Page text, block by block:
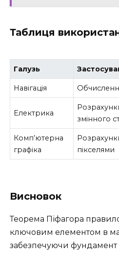
Таблиця
Галузь
Навігація
Електрика
змінного
Комп’ютерна
графіка
пікселями
Висновок
Теорема Піфагора
ключовим елементом в
забезпечуючи